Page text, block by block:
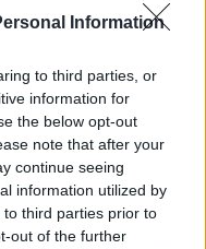
Information
to third parties, or
information for
the below opt-out
note that after your
continue seeing
information utilized by
third parties prior to
out of the further
t.
világhírű művész élő
zenéjét: fuvolán
György működik
komponistája is.
XX. század zenéjét,